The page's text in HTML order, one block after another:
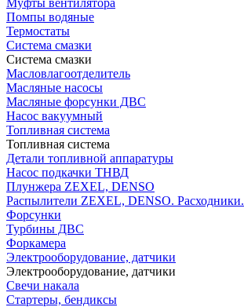
Муфты вентилятора
Помпы водяные
Термостаты
Система смазки
Система смазки
Масловлагоотделитель
Масляные насосы
Масляные форсунки ДВС
Насос вакуумный
Топливная система
Топливная система
Детали топливной аппаратуры
Насос подкачки ТНВД
Плунжера ZEXEL, DENSO
Распылители ZEXEL, DENSO. Расходники.
Форсунки
Турбины ДВС
Форкамера
Электрооборудование, датчики
Электрооборудование, датчики
Свечи накала
Стартеры, бендиксы